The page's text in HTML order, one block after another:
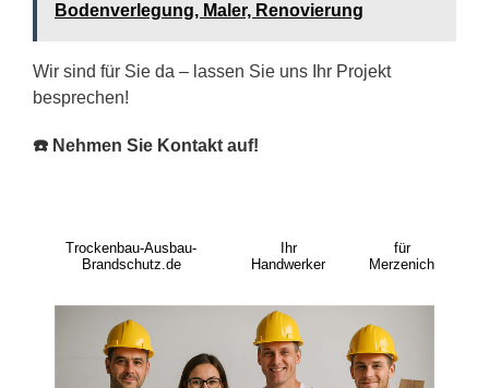
Bodenverlegung, Maler, Renovierung
Wir sind für Sie da – lassen Sie uns Ihr Projekt
besprechen!
☎️ Nehmen Sie Kontakt auf!
Trockenbau-Ausbau-
Brandschutz.de
Ihr
Handwerker
für
Merzenich